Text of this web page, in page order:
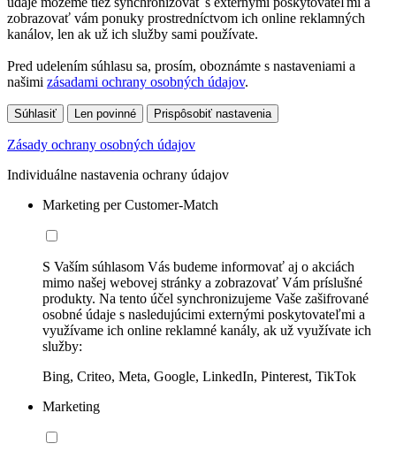
zobrazovať vám ponuky prostredníctvom ich online reklamných
kanálov, len ak už ich služby sami používate.
Pred udelením súhlasu sa, prosím, oboznámte s nastaveniami a
našimi zásadami ochrany osobných údajov.
Súhlasiť Len povinné Prispôsobiť nastavenia
Zásady ochrany osobných údajov
Individuálne nastavenia ochrany údajov
Marketing per Customer-Match
S Vaším súhlasom Vás budeme informovať aj o akciách
mimo našej webovej stránky a zobrazovať Vám príslušné
produkty. Na tento účel synchronizujeme Vaše zašifrované
osobné údaje s nasledujúcimi externými poskytovateľmi a
využívame ich online reklamné kanály, ak už využívate ich
služby:
Bing, Criteo, Meta, Google, LinkedIn, Pinterest, TikTok
Marketing